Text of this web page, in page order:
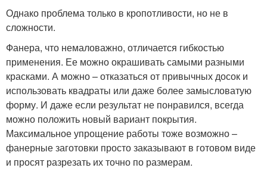
Однако проблема только в кропотливости, но не в
сложности.
Фанера, что немаловажно, отличается гибкостью
применения. Ее можно окрашивать самыми разными
красками. А можно – отказаться от привычных досок и
использовать квадраты или даже более замысловатую
форму. И даже если результат не понравился, всегда
можно положить новый вариант покрытия.
Максимальное упрощение работы тоже возможно –
фанерные заготовки просто заказывают в готовом виде
и просят разрезать их точно по размерам.